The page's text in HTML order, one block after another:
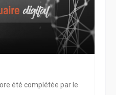
été complétée par le